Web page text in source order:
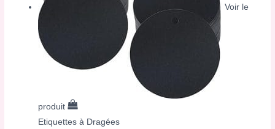
Voir le
produit
Etiquettes à Dragées